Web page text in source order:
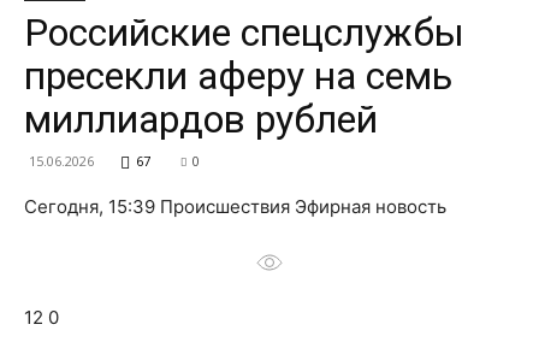
и
Российские спецслужбы
пресекли аферу на семь
миллиардов рублей
15.06.2026 67 0
Сегодня, 15:39 Происшествия Эфирная новость
12 0